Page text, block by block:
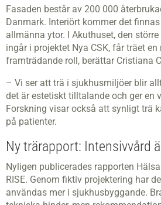
Fasaden består av 200 000
Danmark. Interiört kommer det
allmänna ytor. I Akuthuset, den
ingår i projektet Nya CSK, får träet
framträdande roll, berättar Cristiana
– Vi ser att trä i sjukhusmiljöer blir
det är estetiskt tilltalande och ger en
Forskning visar också att synligt trä
på patienter.
Ny trärapport: Intensivvård
Nyligen publicerades rapporten
RISE. Genom fiktiv projektering har
användas mer i sjukhusbyggande.